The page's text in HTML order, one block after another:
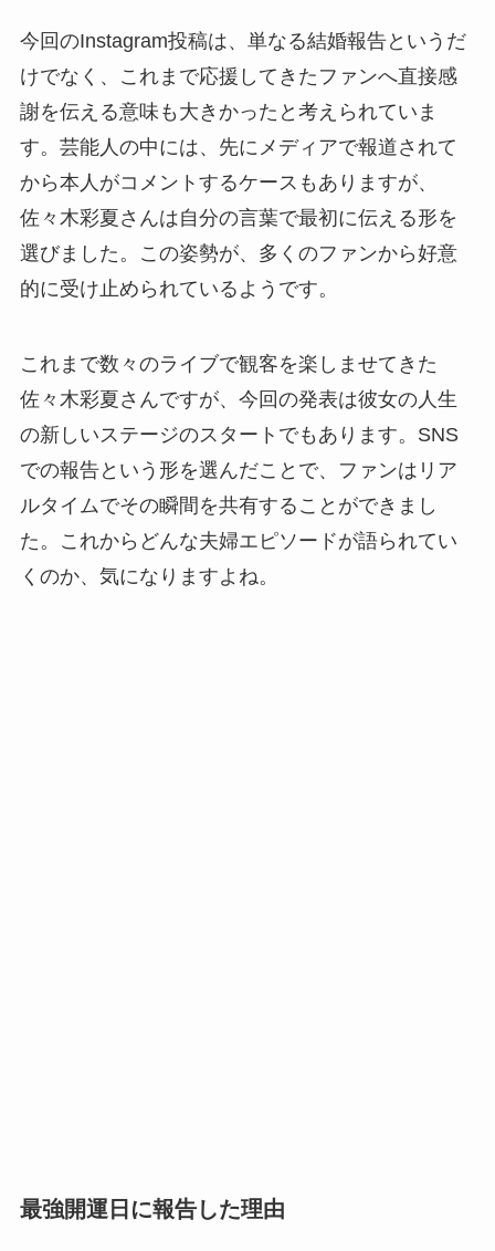
今回のInstagram投稿は、単なる結婚報告というだ
けでなく、これまで応援してきたファンへ直接感
謝を伝える意味も大きかったと考えられていま
す。芸能人の中には、先にメディアで報道されて
から本人がコメントするケースもありますが、
佐々木彩夏さんは自分の言葉で最初に伝える形を
選びました。この姿勢が、多くのファンから好意
的に受け止められているようです。
これまで数々のライブで観客を楽しませてきた
佐々木彩夏さんですが、今回の発表は彼女の人生
の新しいステージのスタートでもあります。SNS
での報告という形を選んだことで、ファンはリア
ルタイムでその瞬間を共有することができまし
た。これからどんな夫婦エピソードが語られてい
くのか、気になりますよね。
最強開運日に報告した理由